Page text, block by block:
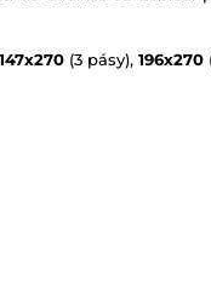
(3 pásy), 196x270